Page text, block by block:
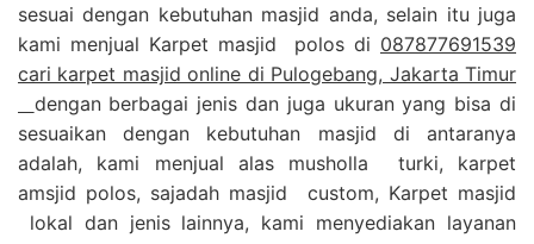
sesuai dengan kebutuhan masjid anda, selain itu juga
kami menjual Karpet masjid polos di 087877691539
cari karpet masjid online di Pulogebang, Jakarta Timur
dengan berbagai jenis dan juga ukuran yang bisa di
sesuaikan dengan kebutuhan masjid di antaranya
adalah, kami menjual alas musholla turki, karpet
amsjid polos, sajadah masjid custom, Karpet masjid
lokal dan jenis lainnya, kami menyediakan layanan